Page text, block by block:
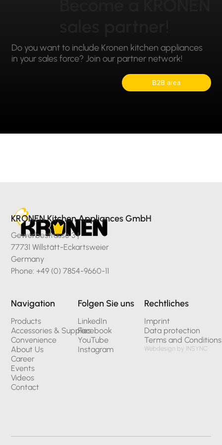
Do you want to include Kronen kitchen appliances
in your sales force? Join our partner network!
B2B area
KRONEN Kitchen Appliances GmbH
Gewerbestrasse 3 |
77731 Willstätt-Eckartsweier
Germany
Phone: +49 (0) 7854-9660-11
Navigation
Products
Accessories & Supplies
Convenience
About Us
Career
Events
Videos
Contact
Folgen Sie uns
LinkedIn
Facebook
YouTube
Instagram
Rechtliches
Imprint
Data protection
Terms and Conditions
Webdesign by INSYNC